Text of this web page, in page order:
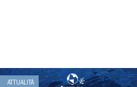
ATTUALITÀ